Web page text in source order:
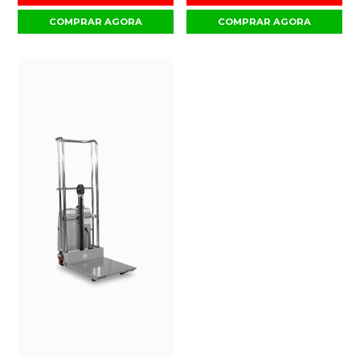
COMPRAR AGORA COMPRAR AGORA